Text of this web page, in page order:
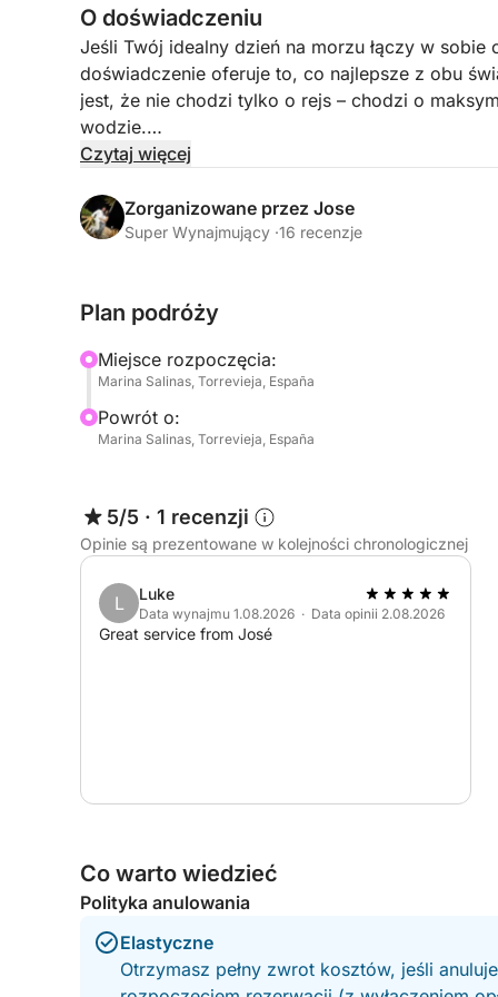
O doświadczeniu
Jeśli Twój idealny dzień na morzu łączy w sobie
doświadczenie oferuje to, co najlepsze z obu
jest, że nie chodzi tylko o rejs – chodzi o
wodzie.
krystalicznie czystą, błękitną wodą. Dzień należy
relaksujący rejs z zastrzykami adrenaliny i
- Przystanki na pływanie w spokojnych,
- Opalanie się na przestronnych pokładach z
- Sesje na skuterach wodnych dla tych, którzy
Pomiędzy aktywnościami ciesz się komfortem
lunch w otoczeniu morza.
To, co wyróżnia to doświadczenie, to jego
spokojnego i malowniczego krajobrazu do
idealnie nadaje się dla grup mieszanych, które
– wolne i relaksujące, czy szybkie i
Czytaj więcej
Zorganizowane przez Jose
Super Wynajmujący ·16 recenzje
Plan podróży
Miejsce rozpoczęcia:
Marina Salinas, Torrevieja, España
Powrót o:
Marina Salinas, Torrevieja, España
5/5 · 1 recenzji
Opinie są prezentowane w kolejności chronologicznej
L Luke
Data wynajmu 1.08.2026 · Data opinii 2.08.2026
Great service from José
Co warto wiedzieć
Polityka anulowania
Elastyczne
Otrzymasz pełny zwrot kosztów, jeśli